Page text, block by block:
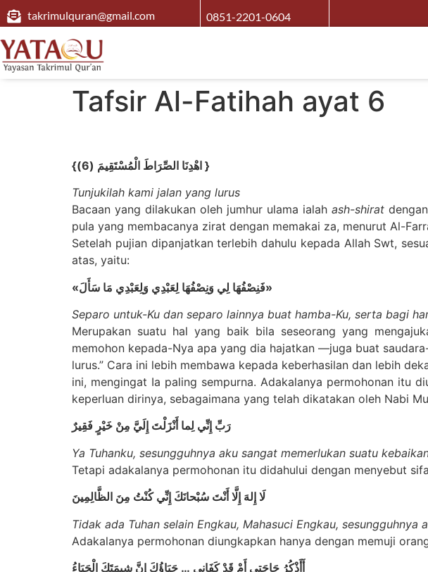
takrimulquran@gmail.com 0851-2201-0604
Tafsir Al-Fatihah ayat 6
{ اهْدِنَا الصِّرَاطَ الْمُسْتَقِيمَ (6 ) }
Tunjukilah kami jalan yang lurus
Bacaan yang dilakukan oleh jumhur ulama ialah ash-shirat
pula yang membacanya zirat dengan memakai za, menurut Al-
Setelah pujian dipanjatkan terlebih dahulu kepada Allah Swt,
atas, yaitu:
«فَنِصْفُهَا لِي وَنِصْفُهَا لِعَبْدِي وَلِعَبْدِي مَا سَأَلَ»
Separo untuk-Ku dan separo lainnya buat hamba-Ku, serta bagi
Merupakan suatu hal yang baik bila seseorang yang
memohon kepada-Nya apa yang dia hajatkan —juga buat
lurus.” Cara ini lebih membawa kepada keberhasilan dan lebih
ini, mengingat Ia paling sempurna. Adakalanya permohonan itu
keperluan dirinya, sebagaimana yang telah dikatakan oleh Nabi
رَبِّ إِنِّي لِما أَنْزَلْتَ إِلَيَّ مِنْ خَيْرٍ فَقِيرٌ
Ya Tuhanku, sesungguhnya aku sangat memerlukan suatu
Tetapi adakalanya permohonan itu didahului dengan menyebut
لَا إِلهَ إِلَّا أَنْتَ سُبْحانَكَ إِنِّي كُنْتُ مِنَ الظَّالِمِينَ
Tidak ada Tuhan selain Engkau, Mahasuci Engkau,
Adakalanya permohonan diungkapkan hanya dengan memuji
أَأَذْكُرُ حَاجَتِي أَمْ قَدْ كَفَانِي … حَيَاؤُكَ إِنَّ شِيمَتَكَ الْحَيَاءُ